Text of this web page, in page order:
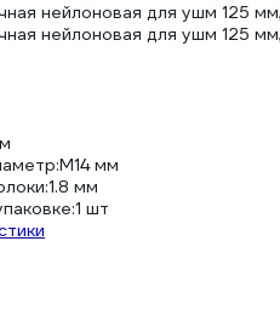
М14 мм
1.8 мм
1 шт